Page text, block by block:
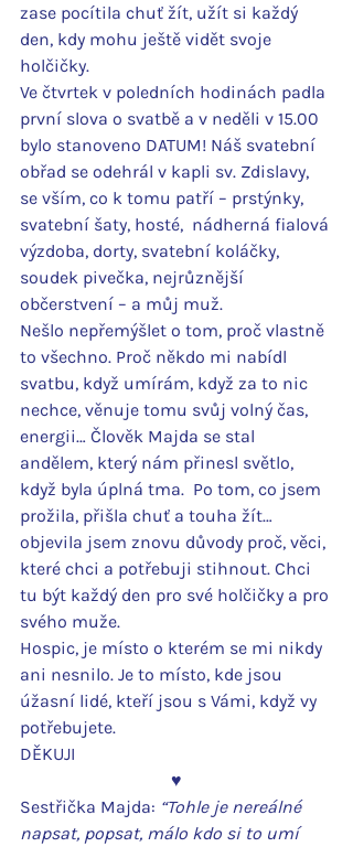
zase pocítila chuť žít, užít si každý
den, kdy mohu ještě vidět svoje
holčičky.
Ve čtvrtek v poledních hodinách padla
první slova o svatbě a v neděli v 15.00
bylo stanoveno DATUM! Náš svatební
obřad se odehrál v kapli sv. Zdislavy,
se vším, co k tomu patří – prstýnky,
svatební šaty, hosté,  nádherná fialová
výzdoba, dorty, svatební koláčky,
soudek pivečka, nejrůznější
občerstvení – a můj muž.
Nešlo nepřemýšlet o tom, proč vlastně
to všechno. Proč někdo mi nabídl
svatbu, když umírám, když za to nic
nechce, věnuje tomu svůj volný čas,
energii… Člověk Majda se stal
andělem, který nám přinesl světlo,
když byla úplná tma.  Po tom, co jsem
prožila, přišla chuť a touha žít…
objevila jsem znovu důvody proč, věci,
které chci a potřebuji stihnout. Chci
tu být každý den pro své holčičky a pro
svého muže.
Hospic, je místo o kterém se mi nikdy
ani nesnilo. Je to místo, kde jsou
úžasní lidé, kteří jsou s Vámi, když vy
potřebujete.
DĚKUJI
♥
Sestřička Majda: “Tohle je nereálné
napsat, popsat, málo kdo si to umí